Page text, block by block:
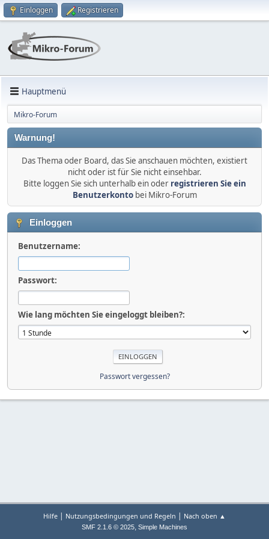
Einloggen Registrieren
Hauptmenü
Mikro-Forum
Warnung!
Das Thema oder Board, das Sie anschauen möchten, existiert
nicht oder ist für Sie nicht einsehbar.
Bitte loggen Sie sich unterhalb ein oder registrieren Sie ein
Benutzerkontobei Mikro-Forum
Einloggen
Benutzername:
Passwort:
Wie lang möchten Sie eingeloggt bleiben?:
Passwort vergessen?
Hilfe | Nutzungsbedingungen und Regeln | Nach oben ▲
SMF 2.1.6 © 2025, Simple Machines